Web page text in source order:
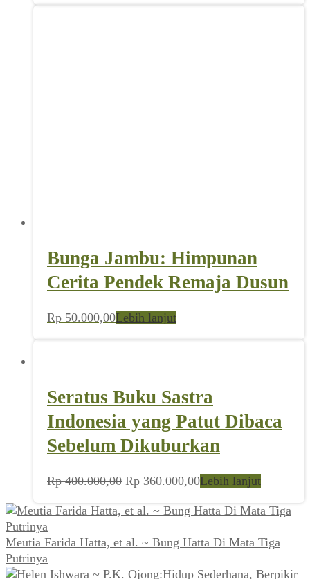
Bunga Jambu: Himpunan
Cerita Pendek Remaja Dusun
Rp 50.000,00Lebih lanjut
Seratus Buku Sastra
Indonesia yang Patut Dibaca
Sebelum Dikuburkan
Rp400.000,00 Harga
adalah:
Rp 360.000,00Harga
ini
Rp 360.000,00.
Lebih lanjut
Meutia Farida Hatta, et al. ~ Bung Hatta Di Mata Tiga
Putrinya